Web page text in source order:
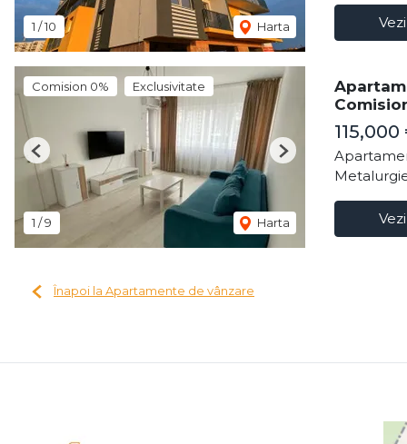
1 /10 Harta
Comision 0% Exclusivitate
1 /9 Harta
Previous Next
115,000
Înapoi la Apartamente de vânzare